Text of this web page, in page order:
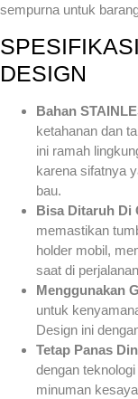
sempurna untuk
DESIGN
Bahan
ketahanan dan
ini ramah
karena sifatnya
bau.
Bisa Ditaruh Di
memastikan
holder mobil,
saat di
Menggunakan
untuk
Design ini
Tetap Panas
dengan
minuman